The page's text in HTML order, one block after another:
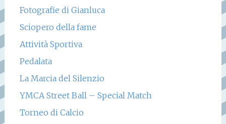
Fotografie di Gianluca
Sciopero della fame
Attività Sportiva
Pedalata
La Marcia del Silenzio
YMCA Street Ball – Special Match
Torneo di Calcio